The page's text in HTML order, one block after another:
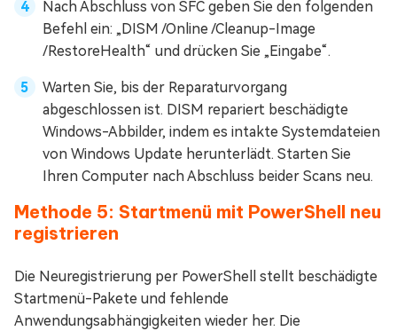
Nach Abschluss von SFC geben Sie den folgenden
Befehl ein: „DISM /Online /Cleanup-Image
/RestoreHealth“ und drücken Sie „Eingabe“.
Warten Sie, bis der Reparaturvorgang
abgeschlossen ist. DISM repariert beschädigte
Windows-Abbilder, indem es intakte Systemdateien
von Windows Update herunterlädt. Starten Sie
Ihren Computer nach Abschluss beider Scans neu.
Methode 5: Startmenü mit PowerShell neu
registrieren
Die Neuregistrierung per PowerShell stellt beschädigte
Startmenü-Pakete und fehlende
Anwendungsabhängigkeiten wieder her. Die